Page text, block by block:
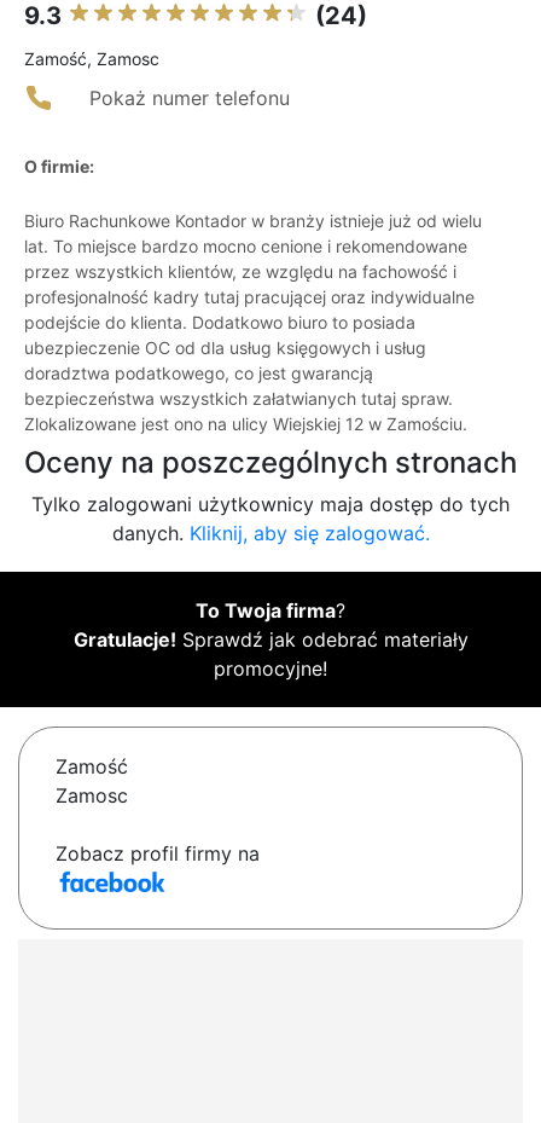
9.3 (24)
Zamość, Zamosc
Pokaż numer telefonu
O firmie:
Biuro Rachunkowe Kontador w branży istnieje już od wielu
lat. To miejsce bardzo mocno cenione i rekomendowane
przez wszystkich klientów, ze względu na fachowość i
profesjonalność kadry tutaj pracującej oraz indywidualne
podejście do klienta. Dodatkowo biuro to posiada
ubezpieczenie OC od dla usług księgowych i usług
doradztwa podatkowego, co jest gwarancją
bezpieczeństwa wszystkich załatwianych tutaj spraw.
Zlokalizowane jest ono na ulicy Wiejskiej 12 w Zamościu.
Oceny na poszczególnych stronach
Tylko zalogowani użytkownicy maja dostęp do tych
danych. Kliknij, aby się zalogować.
To Twoja firma?
Gratulacje! Sprawdź jak odebrać materiały
promocyjne!
Zamość
Zamosc
Zobacz profil firmy na